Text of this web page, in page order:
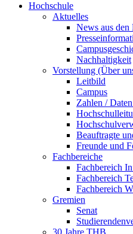
Hochschule
Aktuelles
News aus den
Nachhaltigkeit
Vorstellung (Über
Leitbild
Campus
Zahlen /
Beauftragte
Freunde und
Fachbereiche
Fachbereich
Fachbereich
Fachbereich
Gremien
Senat
30 Jahre THB